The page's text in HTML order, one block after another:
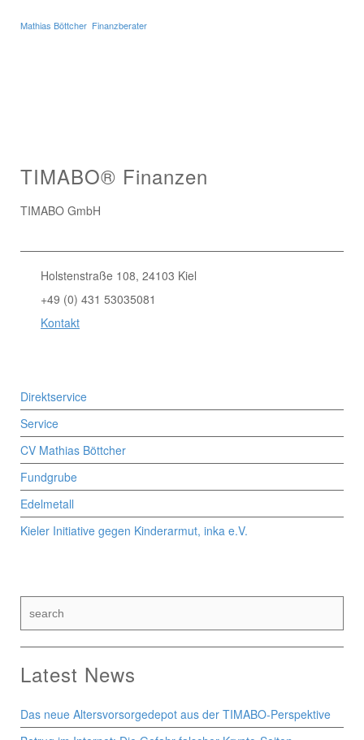
Mathias Böttcher Finanzberater
TIMABO® Finanzen
TIMABO GmbH
Holstenstraße 108, 24103 Kiel
+49 (0) 431 53035081
Kontakt
Direktservice
Service
CV Mathias Böttcher
Fundgrube
Edelmetall
Kieler Initiative gegen Kinderarmut, inka e.V.
Latest News
Das neue Altersvorsorgedepot aus der TIMABO-Perspektive